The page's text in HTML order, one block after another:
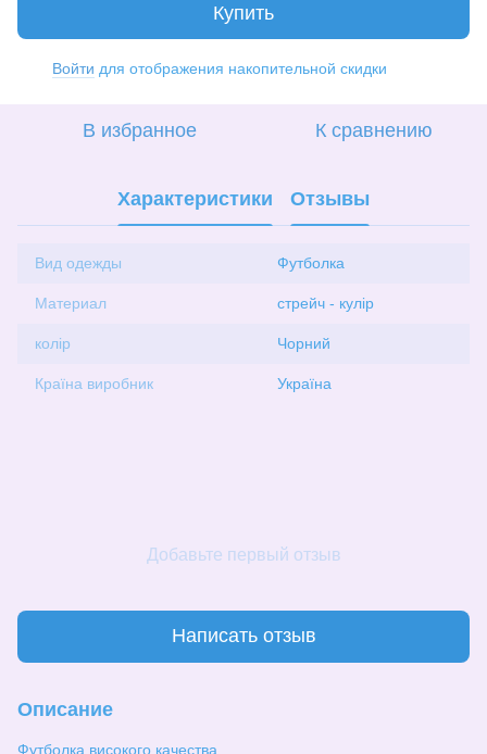
Купить
Войти для отображения накопительной скидки
В избранное К сравнению
Характеристики Отзывы
Вид одежды Футболка
Материал стрейч - кулір
колір Чорний
Країна виробник Україна
Добавьте первый отзыв
Написать отзыв
Описание
Футболка високого качества